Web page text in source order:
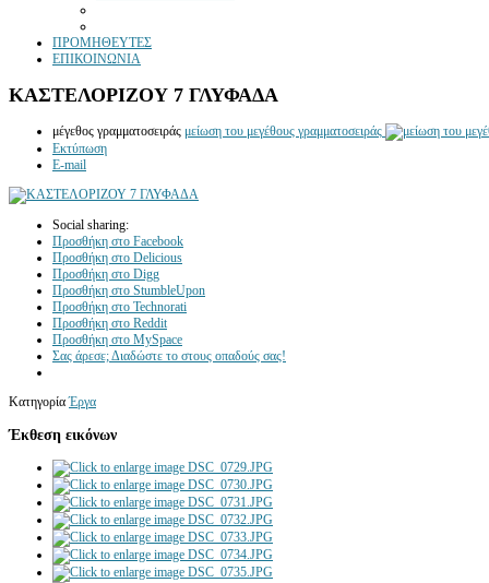
ΠΡΟΜΗΘΕΥΤΕΣ
ΕΠΙΚΟΙΝΩΝΙΑ
ΚΑΣΤΕΛΟΡΙΖΟΥ 7 ΓΛΥΦΑΔΑ
μέγεθος γραμματοσειράς μείωση του μεγέθους γραμματοσειράς
Εκτύπωση
E-mail
Social sharing:
Προσθήκη στο Facebook
Προσθήκη στο Delicious
Προσθήκη στο Digg
Προσθήκη στο StumbleUpon
Προσθήκη στο Technorati
Προσθήκη στο Reddit
Προσθήκη στο MySpace
Σας άρεσε; Διαδώστε το στους οπαδούς σας!
Κατηγορία Έργα
Έκθεση εικόνων